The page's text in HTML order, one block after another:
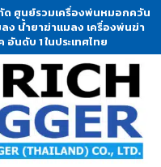
ด ศูนย์รวมเครื่องพ่นหมอกควัน
ง น้ำยาฆ่าแมลง เครื่องพ่นฆ่า
อันดับ 1 ในประเทศไทย